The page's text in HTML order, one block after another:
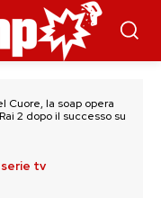
Cuore, la soap opera
2 dopo il successo su
tv